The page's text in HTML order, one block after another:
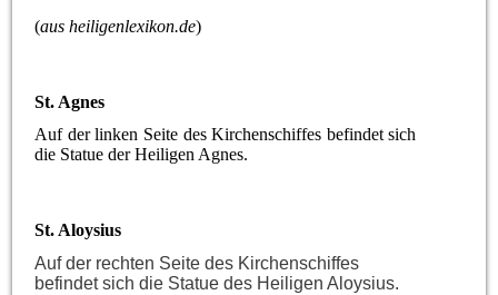
(aus heiligenlexikon.de)
St. Agnes
Auf der linken Seite des Kirchenschiffes befindet sich
die Statue der Heiligen Agnes.
St. Aloysius
Auf der rechten Seite des Kirchenschiffes
befindet sich die Statue des Heiligen Aloysius.